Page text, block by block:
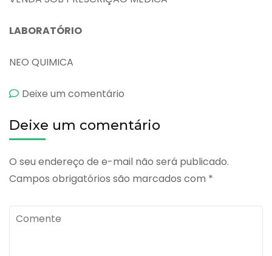
LABORATÓRIO
NEO QUIMICA
Deixe um comentário
Deixe um comentário
O seu endereço de e-mail não será publicado.
Campos obrigatórios são marcados com *
Comente